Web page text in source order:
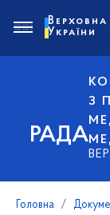
РАДА
З
України
Головна